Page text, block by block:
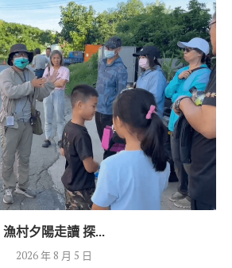
漁村夕陽走讀 探...
2026 年 8 月 5 日